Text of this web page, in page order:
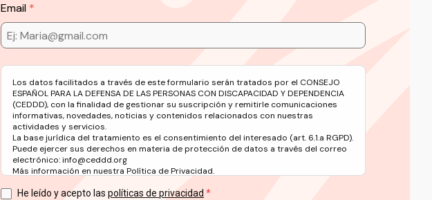
Email
Los datos facilitados a través de este formulario serán tratados por el CONSEJO
ESPAÑOL PARA LA DEFENSA DE LAS PERSONAS CON DISCAPACIDAD Y DEPENDENCIA
(CEDDD), con la finalidad de gestionar su suscripción y remitirle comunicaciones
informativas, novedades, noticias y contenidos relacionados con nuestras
actividades y servicios.
La base jurídica del tratamiento es el consentimiento del interesado (art. 6.1.a RGPD).
Puede ejercer sus derechos en materia de protección de datos a través del correo
electrónico: info@ceddd.org
Más información en nuestra Política de Privacidad.
He leído y acepto las políticas de privacidad